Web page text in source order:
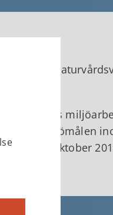
med
kommuns
lokala miljömålen
den 27 oktober